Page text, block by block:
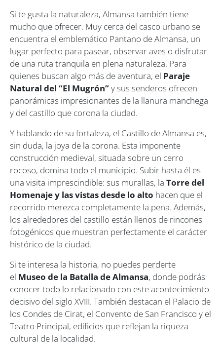
Si te gusta la naturaleza, Almansa también tiene
mucho que ofrecer. Muy cerca del casco urbano se
encuentra el emblemático Pantano de Almansa, un
lugar perfecto para pasear, observar aves o disfrutar
de una ruta tranquila en plena naturaleza. Para
quienes buscan algo más de aventura, el Paraje
Natural del “El Mugrón”y sus senderos ofrecen
panorámicas impresionantes de la llanura manchega
y del castillo que corona la ciudad.
Y hablando de su fortaleza, el Castillo de Almansa es,
sin duda, la joya de la corona. Esta imponente
construcción medieval, situada sobre un cerro
rocoso, domina todo el municipio. Subir hasta él es
una visita imprescindible: sus murallas, la Torre del
Homenaje y las vistas desde lo alto hacen que el
recorrido merezca completamente la pena. Además,
los alrededores del castillo están llenos de rincones
fotogénicos que muestran perfectamente el carácter
histórico de la ciudad.
Si te interesa la historia, no puedes perderte
el Museo de la Batalla de Almansa, donde podrás
conocer todo lo relacionado con este acontecimiento
decisivo del siglo XVIII. También destacan el Palacio de
los Condes de Cirat, el Convento de San Francisco y el
Teatro Principal, edificios que reflejan la riqueza
cultural de la localidad.